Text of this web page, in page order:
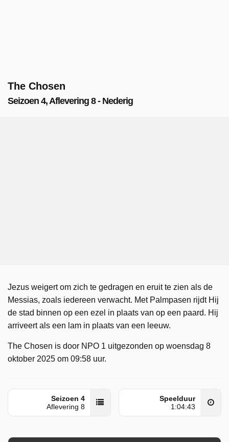
The Chosen
Seizoen 4, Aflevering 8 - Nederig
Jezus weigert om zich te gedragen en eruit te zien als de
Messias, zoals iedereen verwacht. Met Palmpasen rijdt Hij
de stad binnen op een ezel in plaats van op een paard. Hij
arriveert als een lam in plaats van een leeuw.
The Chosen is door NPO 1 uitgezonden op woensdag 8
oktober 2025 om 09:58 uur.
Seizoen 4
Aflevering 8
Speelduur
1:04:43